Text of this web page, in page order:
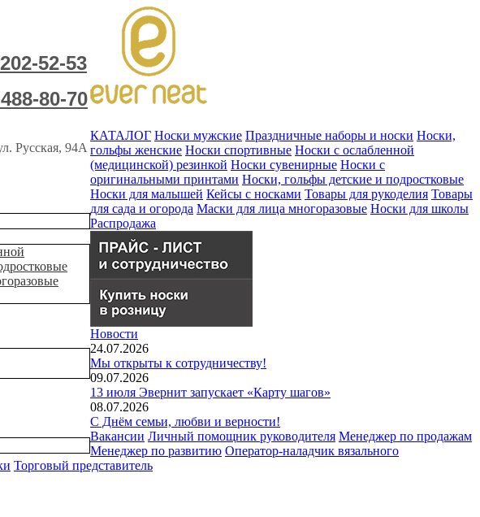
52-53
80-70
Русская, 94А
КАТАЛОГ Носки мужские Праздничные наборы и носки Носки,
гольфы женские Носки спортивные Носки с ослабленной
(медицинской) резинкой Носки сувенирные Носки с
оригинальными принтами Носки, гольфы детские и подростковые
Носки для малышей Кейсы с носками Товары для рукоделия Товары
для сада и огорода Маски для лица многоразовые Носки для школы
Распродажа
Новости
24.07.2026
Мы открыты к сотрудничеству!
09.07.2026
13 июля Эвернит запускает «Карту шагов»
08.07.2026
С Днём семьи, любви и верности!
Вакансии Личный помощник руководителя Менеджер по продажам
Менеджер по развитию Оператор-наладчик вязального
Торговый представитель